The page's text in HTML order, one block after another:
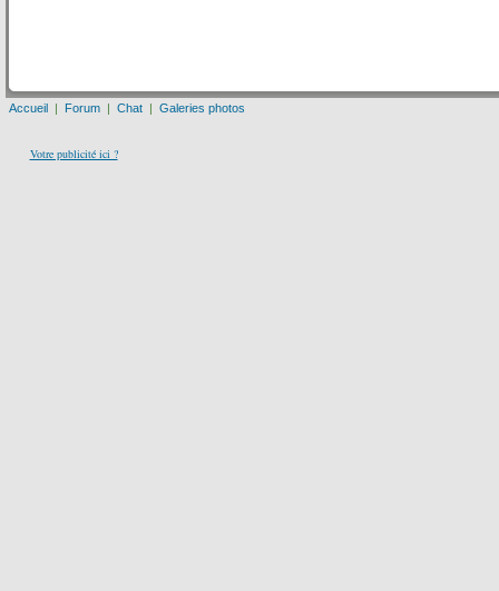
Accueil | Forum | Chat | Galeries photos
Votre publicité ici ?